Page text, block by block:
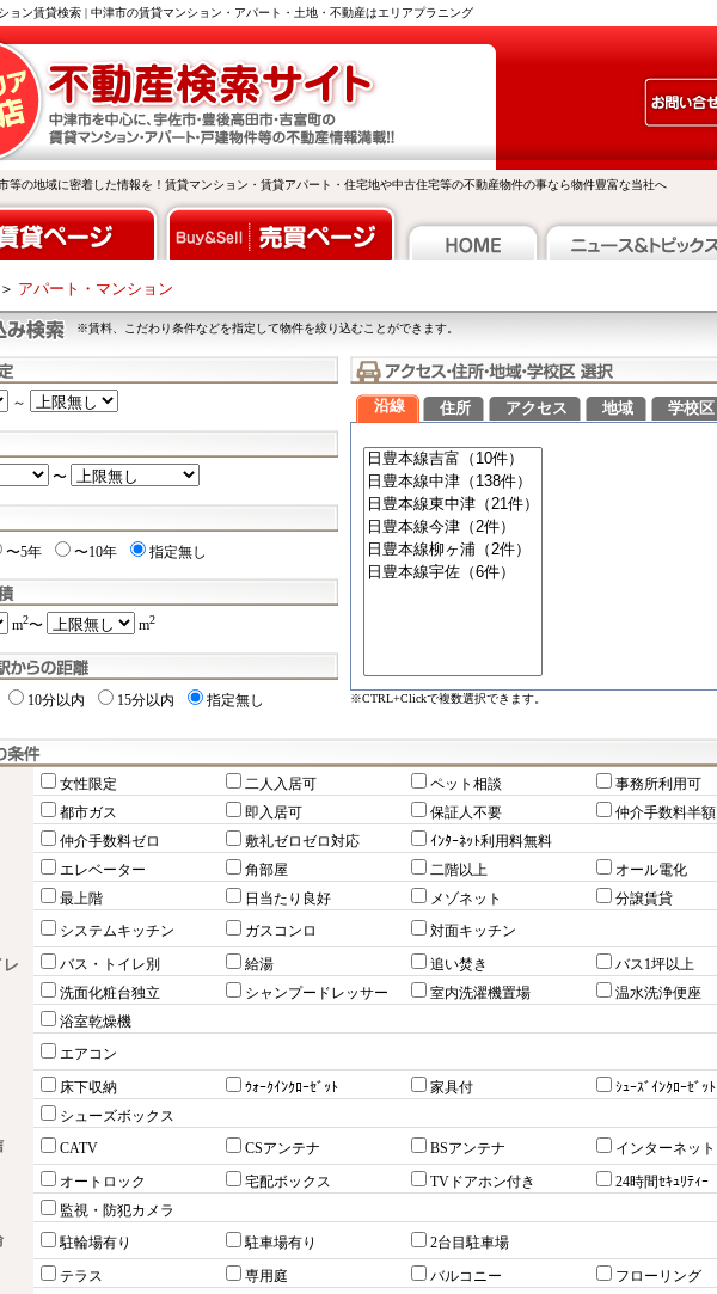
ョン賃貸検索 | 中津市の賃貸マンション・アパート・土地・不動産はエリアプラニング
等の地域に密着した情報を！賃貸マンション・賃貸アパート・住宅地や中古住宅等の不動産物件の事なら物件豊富な当社へ
＞ アパート・マンション
※賃料、こだわり条件などを指定して物件を絞り込むことができます。
～
〜
〜5年 〜10年 指定無し
m2〜 m2
10分以内 15分以内 指定無し
沿線 住所 アクセス 地域 学校区
※CTRL+Clickで複数選択できます。
女性限定 二人入居可 ペット相談
事務所利用可
都市ガス
即入居可 保証人不要
仲介手数料半額
仲介手数料ゼロ
敷礼ゼロゼロ対応 ｲﾝﾀｰﾈｯﾄ利用料無料
エレベーター 角部屋 二階以上
オール電化
最上階
日当たり良好 メゾネット 分譲賃貸
システムキッチン ガスコンロ 対面キッチン
レ バス・トイレ別 給湯 追い焚き
バス1坪以上
洗面化粧台独立
シャンプードレッサー 室内洗濯機置場
温水洗浄便座
浴室乾燥機
エアコン
床下収納 ｳｫｰｸｲﾝｸﾛｰｾﾞｯﾄ 家具付
ｼｭｰｽﾞｲﾝｸﾛｰｾﾞｯﾄ
シューズボックス
CATV CSアンテナ BSアンテナ インターネット
オートロック 宅配ボックス TVドアホン付き
24時間ｾｷｭﾘﾃｨｰ
監視・防犯カメラ
駐輪場有り 駐車場有り 2台目駐車場
テラス 専用庭 バルコニー
フローリング